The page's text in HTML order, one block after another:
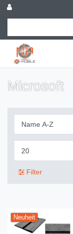
Microsoft
Filter
Neuheit